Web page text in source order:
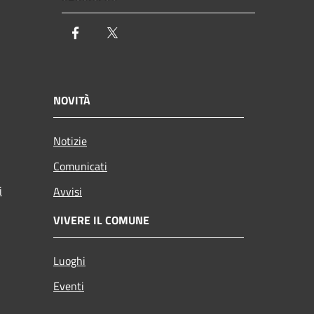
Facebook
NOVITÀ
Notizie
Comunicati
Avvisi
VIVERE IL COMUNE
Luoghi
Eventi